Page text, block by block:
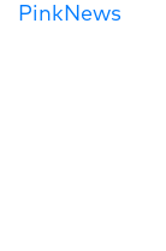
PinkNews